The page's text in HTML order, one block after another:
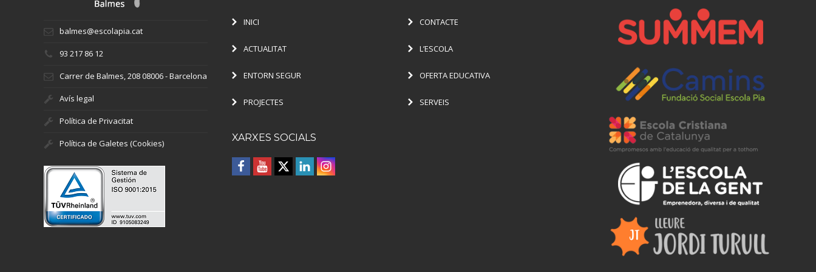
balmes@escolapia.cat
93 217 86 12
Carrer de Balmes, 208 08006 - Barcelona
Avís legal
Política de Privacitat
Política de Galetes (Cookies)
INICI CONTACTE
ACTUALITAT L’ESCOLA
ENTORN SEGUR OFERTA EDUCATIVA
PROJECTES SERVEIS
XARXES SOCIALS